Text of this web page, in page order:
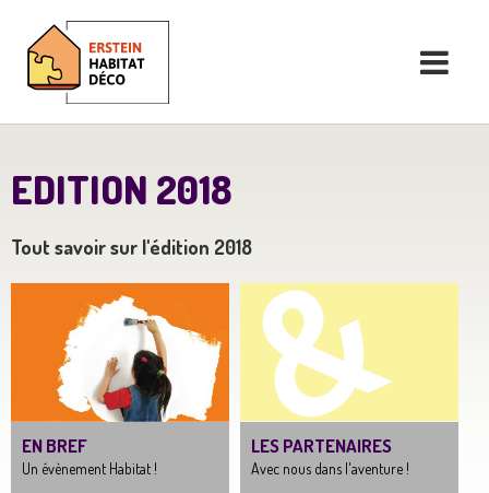
EDITION 2018
Tout savoir sur l'édition 2018
EN BREF
Un évènement Habitat !
LES PARTENAIRES
Avec nous dans l'aventure !